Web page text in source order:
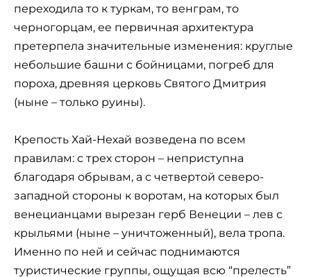
переходила то к туркам, то венграм, то
черногорцам, ее первичная архитектура
претерпела значительные изменения: круглые
небольшие башни с бойницами, погреб для
пороха, древняя церковь Святого Дмитрия
(ныне – только руины).
Крепость Хай-Нехай возведена по всем
правилам: с трех сторон – неприступна
благодаря обрывам, а с четвертой северо-
западной стороны к воротам, на которых был
венецианцами вырезан герб Венеции – лев с
крыльями (ныне – уничтоженный), вела тропа.
Именно по ней и сейчас поднимаются
туристические группы, ощущая всю “прелесть”